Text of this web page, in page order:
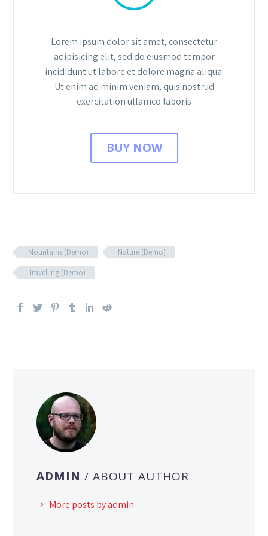
Lorem ipsum dolor sit amet, consectetur
adipisicing elit, sed do eiusmod tempor
incididunt ut labore et dolore magna aliqua.
Ut enim ad minim veniam, quis nostrud
exercitation ullamco laboris
BUY NOW
Mountains (Demo)
Nature (Demo)
Travelling (Demo)
ADMIN / ABOUT AUTHOR
More posts by admin